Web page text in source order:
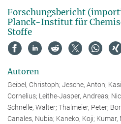
Forschungsbericht
Planck-Institut für
Stoffe
Autoren
Geibel, Christoph; Jesche, Anton;
Cornelius; Leithe-Jasper, Andreas;
Schnelle, Walter; Thalmeier, Peter;
Canales, Nubia; Kaneko, Koji;